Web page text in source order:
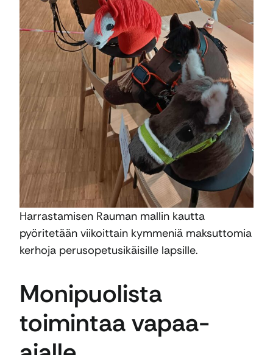
Harrastamisen Rauman mallin kautta
pyöritetään viikoittain kymmeniä maksuttomia
kerhoja perusopetusikäisille lapsille.
Monipuolista
toimintaa vapaa-